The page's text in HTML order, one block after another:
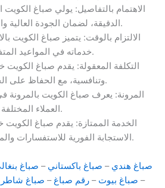
الاهتمام بالتفاصيل: يولي صباغ الكويت
الدقيقة، لضمان الجودة العالية والتشطيب الراقي.
الالتزام بالوقت: يتميز صباغ الكويت
خدماته في المواعيد المتفق عليها.
التكلفة المعقولة: يقدم صباغ الكويت
وتنافسية، مع الحفاظ على الجودة العالية.
المرونة: يعرف صباغ الكويت بالمرونة
العملاء المختلفة.
الخدمة الممتازة: يقدم صباغ
الاستجابة الفورية للاستفسارات والملاحظات من العملاء.
صباغ هندي – صباغ باكستاني – صباغ
– صباغ بيوت –رقم صباغ – صباغ شاطر